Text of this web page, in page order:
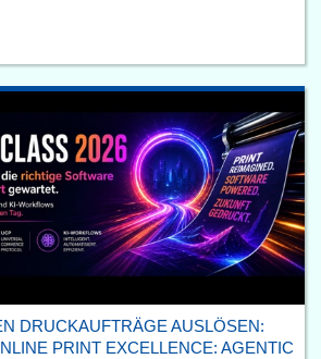
DRUCKAUFTRÄGE AUSLÖSEN:
PRINT EXCELLENCE: AGENTIC